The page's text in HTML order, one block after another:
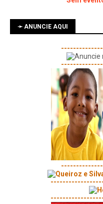
➛ ANUNCIE AQUI